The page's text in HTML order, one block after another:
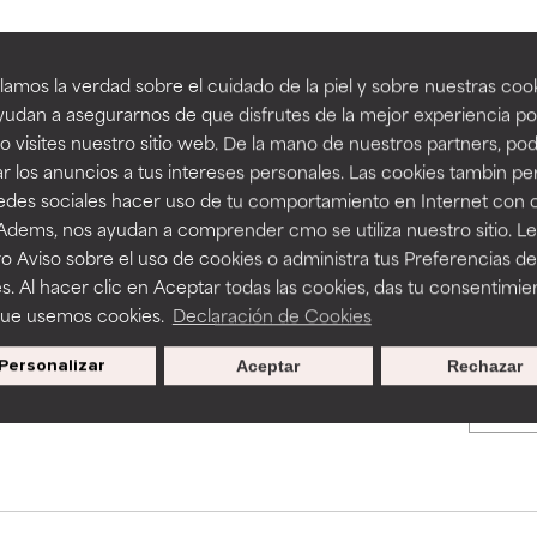
la verdad sobre el cuidado de la piel y sobre nuestras
a asegurarnos de que disfrutes de la mejor experiencia
visites nuestro sitio web. De la mano de nuestros partners,
los anuncios a tus intereses personales. Las cookies tambin
sociales hacer uso de tu comportamiento en Internet con
nos ayudan a comprender cmo se utiliza nuestro sitio.
Aviso sobre el uso de cookies o administra tus Preferencias de
Al hacer clic en Aceptar todas las cookies, das tu
usemos cookies. Declaración de Cookies
Personalizar Rechazar
Aceptar
BACK TO SEARCH
to assess ingredients in this dictionary. Regulations
tan beneficiosos como los de la categoría excelente, suelen ser
la estabilidad o la absorción de una fórmula.
ciertas limitaciones en cuanto a su apariencia, estabilidad o
básicos o que no cuentan con suficiente respaldo científico.
algunos beneficios se recomienda evitarlo por su
provocar efectos adversos como irritación, inflamación o
tan beneficiosos como los de la categoría excelente, suelen ser
la estabilidad o la absorción de una fórmula.
ciertas limitaciones en cuanto a su apariencia, estabilidad o
básicos o que no cuentan con suficiente respaldo científico.
algunos beneficios se recomienda evitarlo por su
provocar efectos adversos como irritación, inflamación o
Promociones exclusivas al